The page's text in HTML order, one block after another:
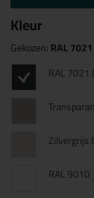
Kleur
Gekozen:RAL
RAL
Zilvergrijs
RAL 9010